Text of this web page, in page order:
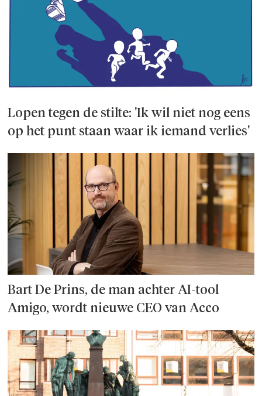
Lopen tegen de stilte: 'Ik wil niet nog eens
op het punt staan waar ik iemand verlies'
Bart De Prins, de man achter AI-tool
Amigo, wordt nieuwe CEO van Acco